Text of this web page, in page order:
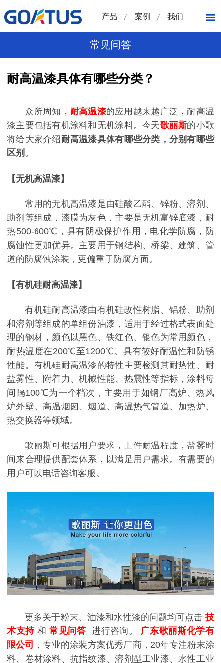
产品 案例 我们
常见问答
耐高温漆具体有哪些分类？
众所周知， 耐高温漆的应用越来越广泛，耐高温
漆主要包括有机涂料和无机涂料。今天歌丽斯的小歌
将给大家介绍耐高温漆具体有哪些分类，分别有哪些
区别 。
【无机高温漆】
常用的无机高温漆是由硅酸乙酯、锌粉、溶剂、
助剂等组成，漆膜为灰色，主要是无机富锌底漆，耐
热500-600℃，具有阴极保护作用，电化学防腐，防
腐蚀性更加优异。主要用于钢结构、桥梁、建筑、管
道的防腐蚀涂装，更偏重于防腐方面。
【有机硅耐高温漆】
有机硅耐高温漆由有机硅改性树脂、铝粉、助剂
和溶剂等组成的单组份油漆，适用于经过格式表面处
理的钢材，颜色以黑色、铁红色、银色为常用颜色，
耐热温度在200℃至1200℃。具有较好耐温性和防锈
性能。有机硅耐高温漆的特性主要检测其耐热性、耐
盐雾性、附着力、机械性能、热震性等指标，涂料每
间隔100℃为一个档次，主要用于如钢厂高炉、热风
炉外壁、高温烟囱、烟道、高温热气管道、加热炉、
热交换器等领域。
歌丽斯可根据用户要求，工件耐温程度，盐雾时
间来合理提供配套体系，以满足用户需求。有需要的
用户可以电话咨询客服。
更多关于粉末、油漆和水性漆的问题均可点击 技
术支持 和常见问答 进行咨询。
广东歌丽斯化学有
限公司
，专业的涂装方案优秀厂商，20年专注粉末涂
料、卷材涂料、抗指纹漆、溶剂型工业漆、水性工业